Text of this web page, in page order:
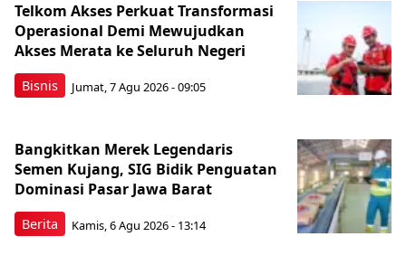
Bisnis
Telkom Akses Perkuat Transformasi
Operasional Demi Mewujudkan
Akses Merata ke Seluruh Negeri
Jumat, 7 Agu 2026 - 09:05
Berita
Bangkitkan Merek Legendaris
Semen Kujang, SIG Bidik Penguatan
Dominasi Pasar Jawa Barat
Kamis, 6 Agu 2026 - 13:14